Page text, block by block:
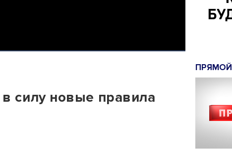
силу новые правила
ПРЯМОЙ